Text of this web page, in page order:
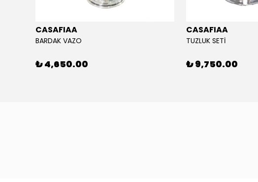
CASAFIAA
BARDAK VAZO
₺ 4,650.00
CASAFIAA
TUZLUK SETİ
₺ 9,750.00